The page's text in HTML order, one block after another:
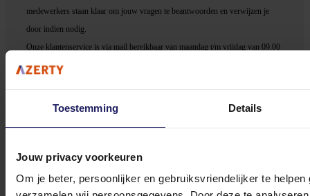
Toestemming Details
Jouw privacy voorkeuren
Om je beter, persoonlijker en gebruiksvriendelijker te
medewerkers staan klaar om jouw vragen te beantwoorden en verwijzen je
door indien nodig.
Onze klantenservice is via mail bereikbaar van maandag t/m vrijdag van 09.00
tot 17.00 uur en op zaterdag van 10.00 tot 15.00 uur.
Bekijk onze veelgestelde vragen